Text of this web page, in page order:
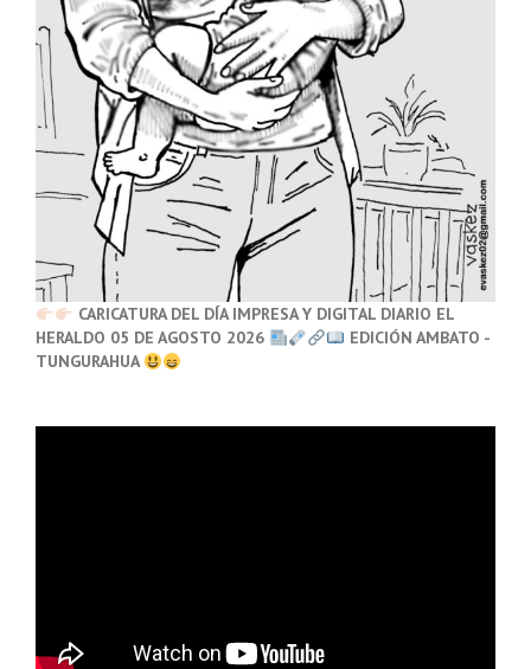
CARICATURA DEL DÍA IMPRESA Y DIGITAL DIARIO EL
HERALDO 05 DE AGOSTO 2026
EDICIÓN AMBATO -
TUNGURAHUA